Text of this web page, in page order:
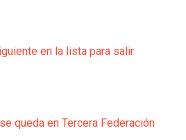
en la lista para salir
queda en Tercera Federación